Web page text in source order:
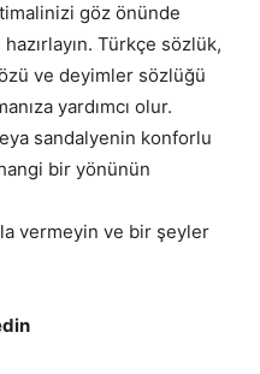
göz önünde
Türkçe sözlük,
ve deyimler sözlüğü
yardımcı olur.
sandalyenin konforlu
bir yönünün
vermeyin ve bir şeyler